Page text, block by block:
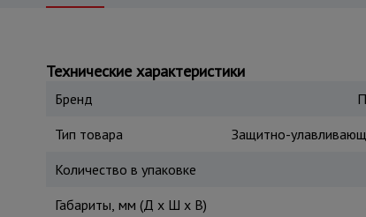
Технические характеристики
Бренд
Тип товара
Защитно-
Количество в упаковке
Габариты, мм (Д х Ш х В)